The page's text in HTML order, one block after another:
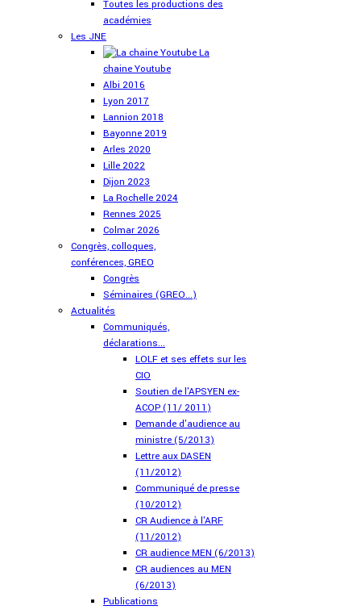
Toutes les productions des
académies
Les JNE
La
chaine Youtube
Albi 2016
Lyon 2017
Lannion 2018
Bayonne 2019
Arles 2020
Lille 2022
Dijon 2023
La Rochelle 2024
Rennes 2025
Colmar 2026
Congrès, colloques,
conférences, GREO
Congrès
Séminaires (GREO...)
Actualités
Communiqués,
déclarations...
LOLF et ses effets sur les
CIO
Soutien de l'APSYEN ex-
ACOP (11/ 2011)
Demande d'audience au
ministre (5/2013)
Lettre aux DASEN
(11/2012)
Communiqué de presse
(10/2012)
CR Audience à l'ARF
(11/2012)
CR audience MEN (6/2013)
CR audiences au MEN
(6/2013)
Publications